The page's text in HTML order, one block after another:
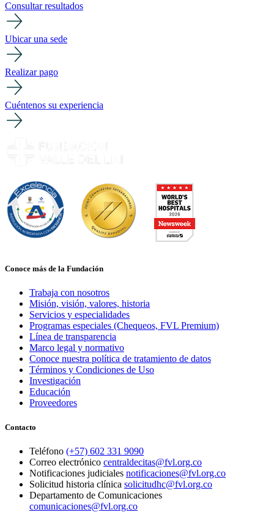
Consultar resultados
Ubicar una sede
Realizar pago
Cuéntenos su experiencia
Conoce más de la Fundación
Trabaja con nosotros
Misión, visión, valores, historia
Servicios y especialidades
Programas especiales (Chequeos, FVL Premium)
Línea de transparencia
Marco legal y normativo
Conoce nuestra política de tratamiento de datos
Términos y Condiciones de Uso
Investigación
Educación
Proveedores
Contacto
Teléfono (+57) 602 331 9090
Correo electrónico centraldecitas@fvl.org.co
Notificaciones judiciales notificaciones@fvl.org.co
Solicitud historia clínica solicitudhc@fvl.org.co
Departamento de Comunicaciones
comunicaciones@fvl.org.co